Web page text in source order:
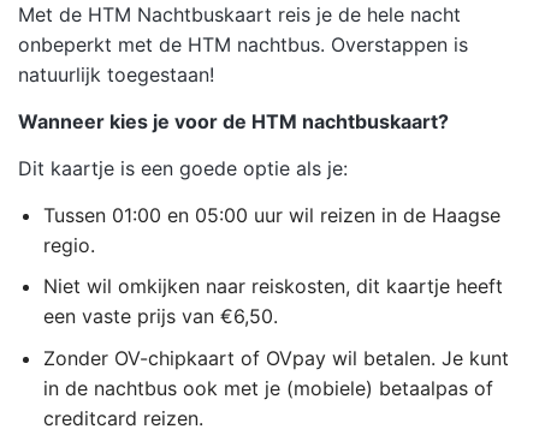
Met de HTM Nachtbuskaart reis je de hele nacht
onbeperkt met de HTM nachtbus. Overstappen is
natuurlijk toegestaan!
Wanneer kies je voor de HTM nachtbuskaart?
Dit kaartje is een goede optie als je:
Tussen 01:00 en 05:00 uur wil reizen in de Haagse
regio.
Niet wil omkijken naar reiskosten, dit kaartje heeft
een vaste prijs van €6,50.
Zonder OV-chipkaart of OVpay wil betalen. Je kunt
in de nachtbus ook met je (mobiele) betaalpas of
creditcard reizen.